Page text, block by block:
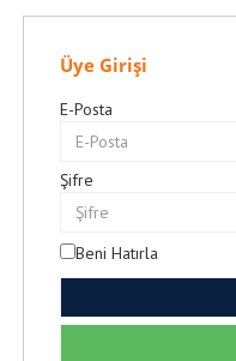
Üye Girişi
E-Posta
Şifre
Beni Hatırla